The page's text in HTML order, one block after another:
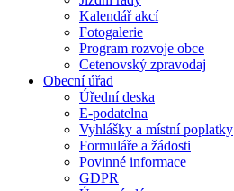
Kalendář akcí
Fotogalerie
Program rozvoje obce
Cetenovský zpravodaj
Obecní úřad
Úřední deska
E-podatelna
Vyhlášky a místní poplatky
Formuláře a žádosti
Povinné informace
GDPR